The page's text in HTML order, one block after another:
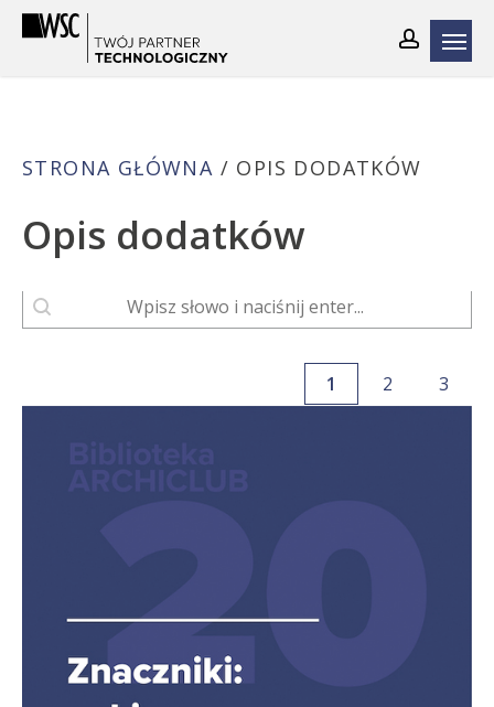
Skip
STRONA GŁÓWNA / OPIS DODATKÓW
Opis dodatków
wyszukaj
Search content
1 2 3